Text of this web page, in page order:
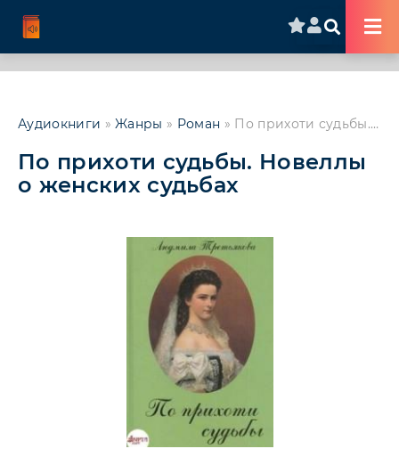
Аудиокниги »Жанры » Роман » По прихоти судьбы. Новеллы о женских судьбах
По прихоти судьбы. Новеллы
о женских судьбах